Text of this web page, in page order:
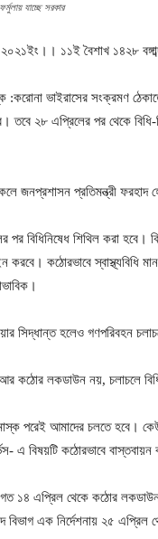
যাচ্ছে সরকার
১১ই বৈশাখ ১৪২৮
ভাইরাসের সংক্রমণ
২৮ এপ্রিলের পর থেকে বিধি-
জনপ্রশাসন প্রতিমন্ত্রী ফরহাদ
পর বিধিনিষেধ শিথিল করা
করবে। কঠোরভাবে
সিদ্ধান্ত হলেও গণপরিবহন
কঠোর লকডাউন নয়, চলাচলে
পরেই আমাদের চলতে হবে।
এ বিষয়টি কঠোরভাবে বাস্তবায়ন
গত ১৪ এপ্রিল থেকে কঠোর
বিভাগ এক নির্দেশনায় ২৫